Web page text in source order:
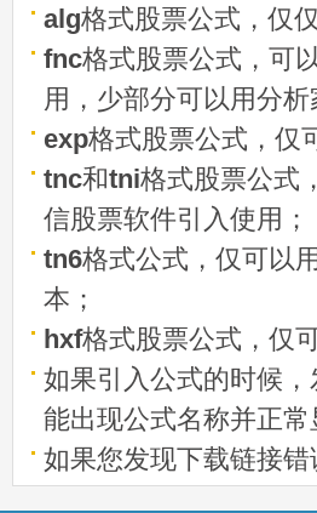
alg格式股票公式，仅
fnc格式股票公式，可
用，少部分可以用分
exp格式股票公式，仅
tnc和tni格式股票公式
信股票软件引入使用；
tn6格式公式，仅可以
本；
hxf格式股票公式，仅
如果引入公式的时候
能出现公式名称并正
如果您发现下载链接